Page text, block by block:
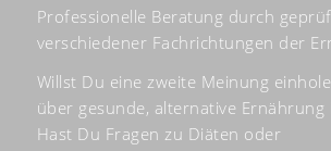
Professionelle Beratung durch
verschiedener Fachrichtungen der
Willst Du eine zweite Meinung
über gesunde, alternative Ernährung
Hast Du Fragen zu Diäten oder